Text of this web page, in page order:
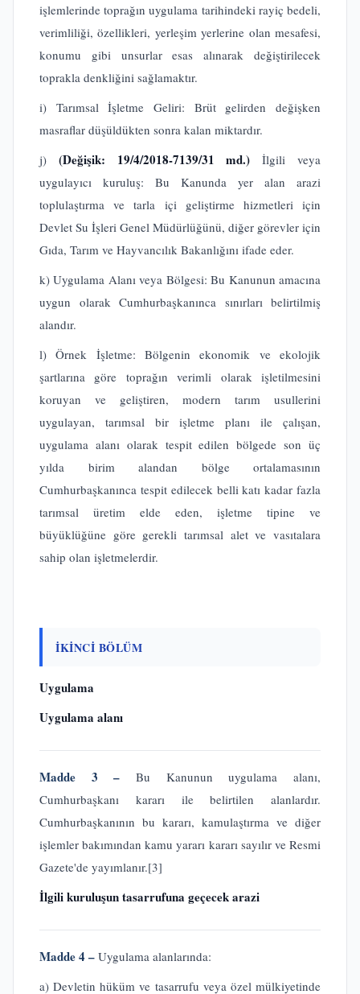
işlemlerinde toprağın uygulama tarihindeki rayiç bedeli,
verimliliği, özellikleri, yerleşim yerlerine olan mesafesi,
konumu gibi unsurlar esas alınarak değiştirilecek
toprakla denkliğini sağlamaktır.
i) Tarımsal İşletme Geliri: Brüt gelirden değişken
masraflar düşüldükten sonra kalan miktardır.
j) (Değişik: 19/4/2018-7139/31 md.)İlgili veya
uygulayıcı kuruluş: Bu Kanunda yer alan arazi
toplulaştırma ve tarla içi geliştirme hizmetleri için
Devlet Su İşleri Genel Müdürlüğünü, diğer görevler için
Gıda, Tarım ve Hayvancılık Bakanlığını ifade eder.
k) Uygulama Alanı veya Bölgesi: Bu Kanunun amacına
uygun olarak Cumhurbaşkanınca sınırları belirtilmiş
alandır.
l) Örnek İşletme: Bölgenin ekonomik ve ekolojik
şartlarına göre toprağın verimli olarak işletilmesini
koruyan ve geliştiren, modern tarım usullerini
uygulayan, tarımsal bir işletme planı ile çalışan,
uygulama alanı olarak tespit edilen bölgede son üç
yılda birim alandan bölge ortalamasının
Cumhurbaşkanınca tespit edilecek belli katı kadar fazla
tarımsal üretim elde eden, işletme tipine ve
büyüklüğüne göre gerekli tarımsal alet ve vasıtalara
sahip olan işletmelerdir.
İKİNCİ BÖLÜM
Uygulama
Uygulama alanı
Madde 3 – Bu Kanunun uygulama alanı,
Cumhurbaşkanı kararı ile belirtilen alanlardır.
Cumhurbaşkanının bu kararı, kamulaştırma ve diğer
işlemler bakımından kamu yararı kararı sayılır ve Resmi
Gazete'de yayımlanır.[3]
İlgili kuruluşun tasarrufuna geçecek arazi
Madde 4 – Uygulama alanlarında:
a) Devletin hüküm ve tasarrufu veya özel mülkiyetinde